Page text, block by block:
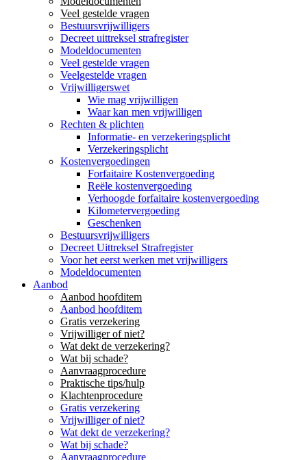
Veel gestelde vragen
Bestuursvrijwilligers
Decreet uittreksel strafregister
Modeldocumenten
Veel gestelde vragen
Veelgestelde vragen
Vrijwilligerswet
Wie mag vrijwilligen
Waar kan men vrijwilligen
Rechten & plichten
Informatie- en verzekeringsplicht
Verzekeringsplicht
Kostenvergoedingen
Forfaitaire Kostenvergoeding
Reële kostenvergoeding
Verhoogde forfaitaire kostenvergoeding
Kilometervergoeding
Geschenken
Bestuursvrijwilligers
Decreet Uittreksel Strafregister
Voor het eerst werken met vrijwilligers
Modeldocumenten
Aanbod
Aanbod hoofditem
Aanbod hoofditem
Gratis verzekering
Vrijwilliger of niet?
Wat dekt de verzekering?
Wat bij schade?
Aanvraagprocedure
Praktische tips/hulp
Klachtenprocedure
Gratis verzekering
Vrijwilliger of niet?
Wat dekt de verzekering?
Wat bij schade?
Aanvraagprocedure